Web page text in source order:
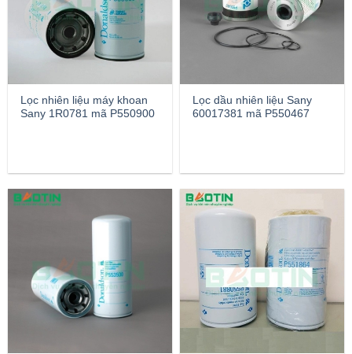
Lọc nhiên liệu máy khoan
Sany 1R0781 mã P550900
Lọc dầu nhiên liệu Sany
60017381 mã P550467